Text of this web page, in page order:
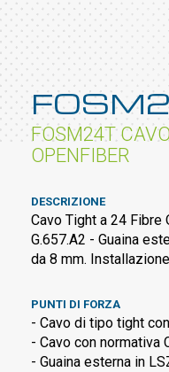
FOSM24T
OPENFIBER
DESCRIZIONE
Cavo Tight a 24
G.657.A2 - Guaina
da 8 mm.
PUNTI DI FORZA
- Cavo di tipo tight
- Cavo con normativa
- Guaina esterna in